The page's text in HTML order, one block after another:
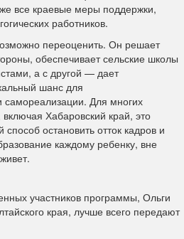
все краевые меры поддержки,
работников.
переоценить. Он решает
обеспечивает сельские школы
а с другой — дает
шанс для
самореализации. Для многих
Хабаровский край, это
остановить отток кадров и
каждому ребенку, вне
участников программы, Ольги
края, лучше всего передают